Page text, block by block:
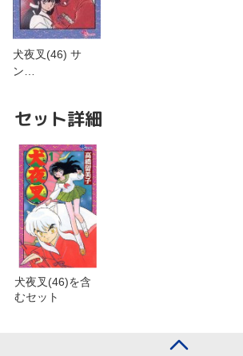
犬夜叉(46) サ
ン…
セット詳細
犬夜叉(46)を含
むセット